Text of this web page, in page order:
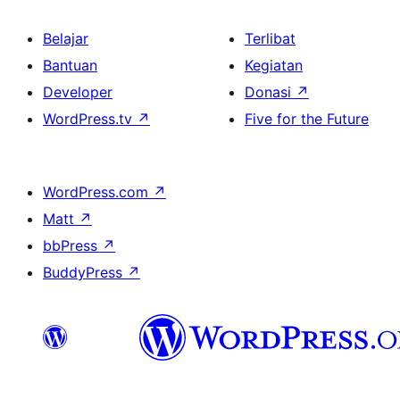
Belajar
Bantuan
Developer
WordPress.tv ↗
Terlibat
Kegiatan
Donasi ↗
Five for the Future
WordPress.com ↗
Matt ↗
bbPress ↗
BuddyPress ↗